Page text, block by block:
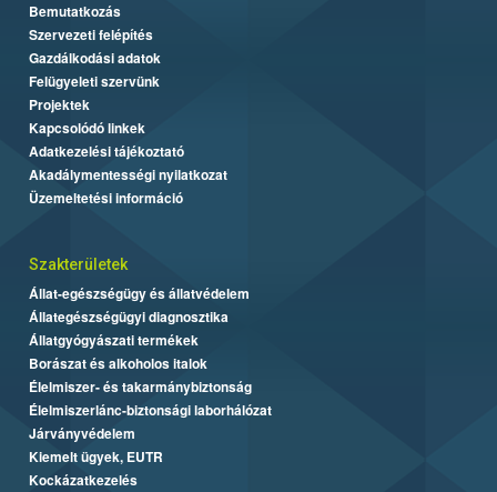
Bemutatkozás
Szervezeti felépítés
Gazdálkodási adatok
Felügyeleti szervünk
Projektek
Kapcsolódó linkek
Adatkezelési tájékoztató
Akadálymentességi nyilatkozat
Üzemeltetési információ
Szakterületek
Állat-egészségügy és állatvédelem
Állategészségügyi diagnosztika
Állatgyógyászati termékek
Borászat és alkoholos italok
Élelmiszer- és takarmánybiztonság
Élelmiszerlánc-biztonsági laborhálózat
Járványvédelem
Kiemelt ügyek, EUTR
Kockázatkezelés